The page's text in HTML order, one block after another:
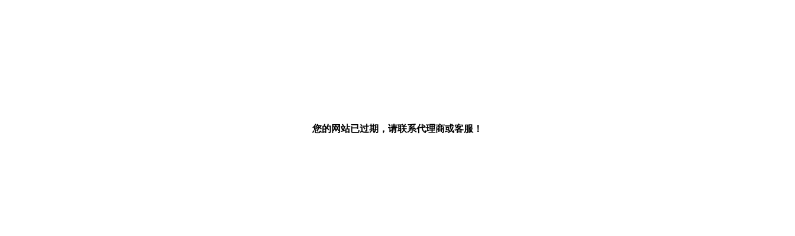
您的网站已过期，请联系代理商或客服！